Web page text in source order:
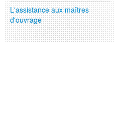
L'assistance aux maîtres
d'ouvrage